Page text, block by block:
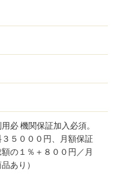
必 機関保証加入必須。
５０００円、月額保証
の１％＋８００円／月
あり）